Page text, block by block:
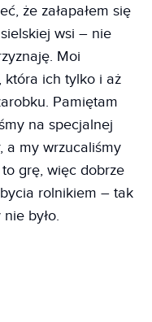
że załapałem się
wsi – nie
Moi
która ich tylko i aż
Pamiętam
na specjalnej
a my wrzucaliśmy
grę, więc dobrze
rolnikiem – tak
było.